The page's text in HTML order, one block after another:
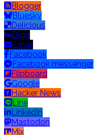
Blogger
Bluesky
Delicious
Digg
Email
Facebook
Facebook messenger
Flipboard
Google
Hacker News
Line
LinkedIn
Mastodon
Mix